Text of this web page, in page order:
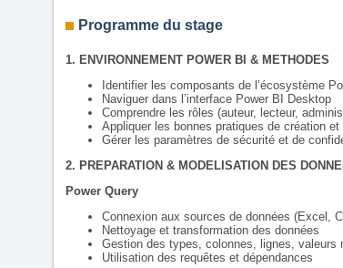
Programme du stage
1. ENVIRONNEMENT POWER BI & METHODES
Identifier les composants de l’écosystème
Naviguer dans l’interface Power BI Desktop
Comprendre les rôles (auteur, lecteur,
Appliquer les bonnes pratiques de création
Gérer les paramètres de sécurité et de
2. PREPARATION & MODELISATION DES
Power Query
Connexion aux sources de données (Excel,
Nettoyage et transformation des données
Gestion des types, colonnes, lignes, valeurs
Utilisation des requêtes et dépendances